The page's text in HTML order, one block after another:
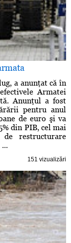
a anunţat că în
Armatei
Anunţul a fost
pentru anul
de euro şi va
din PIB, cel mai
restructurare
151 vizualizări